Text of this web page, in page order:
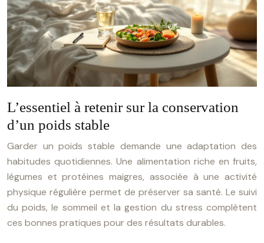
L’essentiel à retenir sur la conservation
d’un poids stable
Garder un poids stable demande une adaptation des
habitudes quotidiennes. Une alimentation riche en fruits,
légumes et protéines maigres, associée à une activité
physique régulière permet de préserver sa santé. Le suivi
du poids, le sommeil et la gestion du stress complètent
ces bonnes pratiques pour des résultats durables.